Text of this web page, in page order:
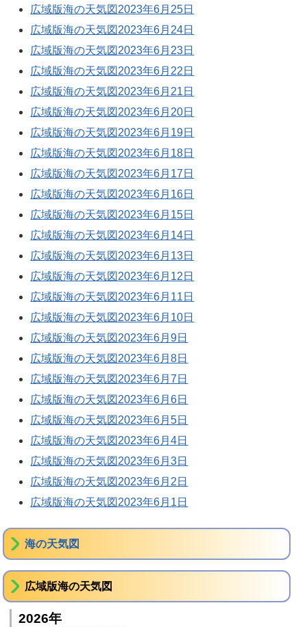
広域版海の天気図2023年6月25日
広域版海の天気図2023年6月24日
広域版海の天気図2023年6月23日
広域版海の天気図2023年6月22日
広域版海の天気図2023年6月21日
広域版海の天気図2023年6月20日
広域版海の天気図2023年6月19日
広域版海の天気図2023年6月18日
広域版海の天気図2023年6月17日
広域版海の天気図2023年6月16日
広域版海の天気図2023年6月15日
広域版海の天気図2023年6月14日
広域版海の天気図2023年6月13日
広域版海の天気図2023年6月12日
広域版海の天気図2023年6月11日
広域版海の天気図2023年6月10日
広域版海の天気図2023年6月9日
広域版海の天気図2023年6月8日
広域版海の天気図2023年6月7日
広域版海の天気図2023年6月6日
広域版海の天気図2023年6月5日
広域版海の天気図2023年6月4日
広域版海の天気図2023年6月3日
広域版海の天気図2023年6月2日
広域版海の天気図2023年6月1日
海の天気図
広域版海の天気図
2026年